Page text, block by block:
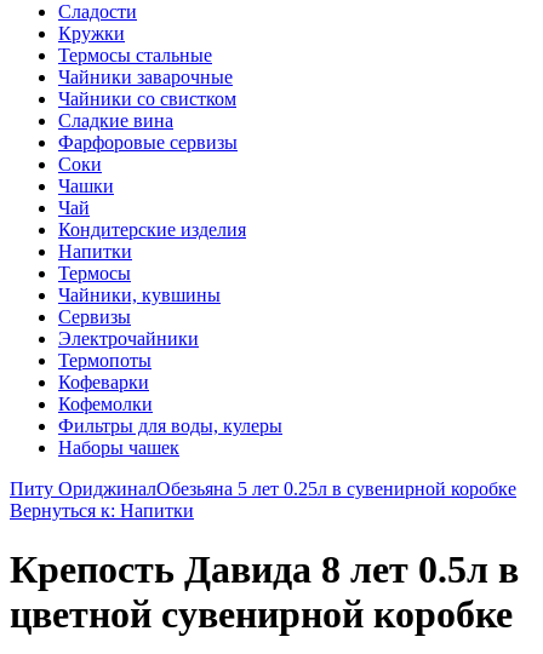
Сладости
Кружки
Термосы стальные
Чайники заварочные
Чайники со свистком
Сладкие вина
Фарфоровые сервизы
Соки
Чашки
Чай
Кондитерские изделия
Напитки
Термосы
Чайники, кувшины
Сервизы
Электрочайники
Термопоты
Кофеварки
Кофемолки
Фильтры для воды, кулеры
Наборы чашек
Питу ОриджиналОбезьяна 5 лет 0.25л в сувенирной коробке
Вернуться к: Напитки
Крепость Давида 8 лет 0.5л в
цветной сувенирной коробке